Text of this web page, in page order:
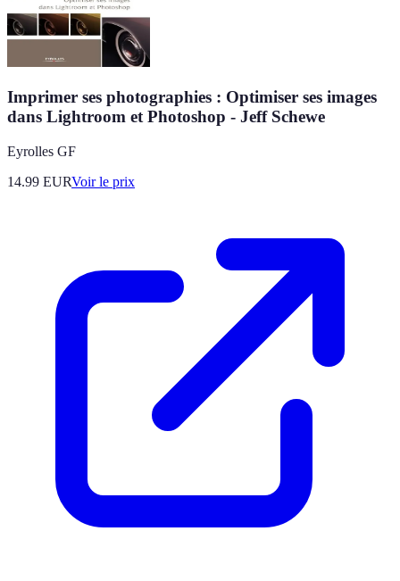
Imprimer ses photographies : Optimiser ses images
dans Lightroom et Photoshop - Jeff Schewe
Eyrolles GF
14.99 EURVoir le prix